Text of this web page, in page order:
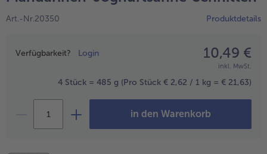
Geflügel
alle Pizza
Online Exklusiv
alle Vegetarisch & Vegan
Entdecke köstliche Rezepte
Art.-Nr.20350 Produktdetails
Preisangabe
Verfügbarkeit? Login 10,49 €
inkl. MwSt.
4 Stück = 485 g (Pro Stück € 2,62 / 1 kg = € 21,63)
in den Warenkorb